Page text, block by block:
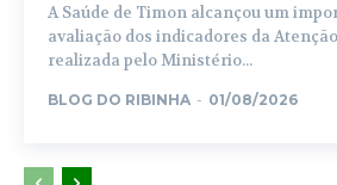
A Saúde de Timon alcançou um
avaliação dos indicadores da
realizada pelo Ministério...
BLOG DO RIBINHA - 01/08/2026